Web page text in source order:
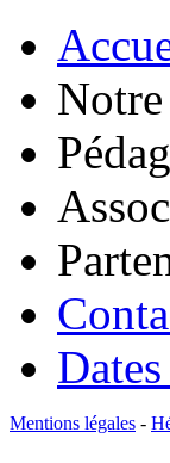
Mentions légales -